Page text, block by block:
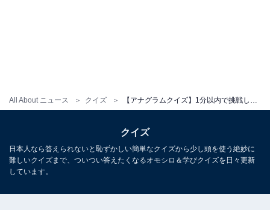
All About ニュース クイズ
クイズ
日本人なら答えられないと恥ずかしい簡単なクイズから少し頭を使う絶妙に
難しいクイズまで、ついつい答えたくなるオモシロ＆学びクイズを日々更新
しています。